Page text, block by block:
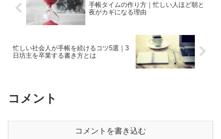
手帳タイムの作り方｜忙しい人ほど朝と
夜がカギになる理由
忙しい社会人が手帳を続けるコツ5選｜3
日坊主を卒業する書き方とは
コメント
コメントを書き込む